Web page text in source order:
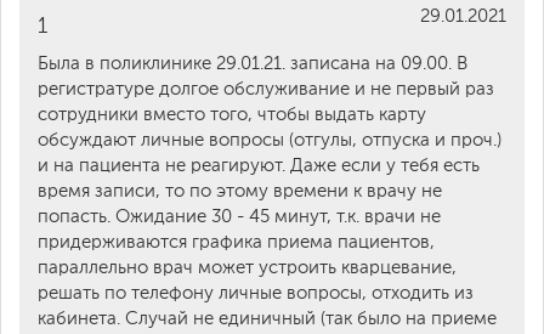
29.01.2021
1
Была в поликлинике 29.01.21. записана на 09.00. В
регистратуре долгое обслуживание и не первый раз
сотрудники вместо того, чтобы выдать карту
обсуждают личные вопросы (отгулы, отпуска и проч.)
и на пациента не реагируют. Даже если у тебя есть
время записи, то по этому времени к врачу не
попасть. Ожидание 30 - 45 минут, т.к. врачи не
придерживаются графика приема пациентов,
параллельно врач может устроить кварцевание,
решать по телефону личные вопросы, отходить из
кабинета. Случай не единичный (так было на приеме